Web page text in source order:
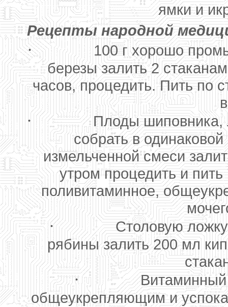
ямки и
Рецепты народной
·
100 г хорошо
березы залить 2
часов, процедить. Пить по
·
Плоды шиповника,
собрать в
измельченной смеси
утром процедить и
поливитаминное,
·
Столовую
рябины залить 200 мл
·
Витаминный
общеукрепляющим и